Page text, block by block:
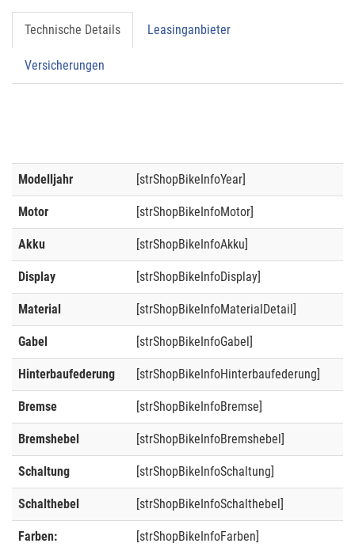
Technische Details Leasinganbieter
Versicherungen
Modelljahr [strShopBikeInfoYear]
Motor [strShopBikeInfoMotor]
Akku [strShopBikeInfoAkku]
Display [strShopBikeInfoDisplay]
Material [strShopBikeInfoMaterialDetail]
Gabel [strShopBikeInfoGabel]
Hinterbaufederung [strShopBikeInfoHinterbaufederung]
Bremse [strShopBikeInfoBremse]
Bremshebel [strShopBikeInfoBremshebel]
Schaltung [strShopBikeInfoSchaltung]
Schalthebel [strShopBikeInfoSchalthebel]
Farben: [strShopBikeInfoFarben]